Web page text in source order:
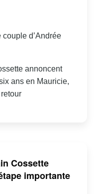
d’Andrée
annoncent
ans en Mauricie,
Cossette
importante